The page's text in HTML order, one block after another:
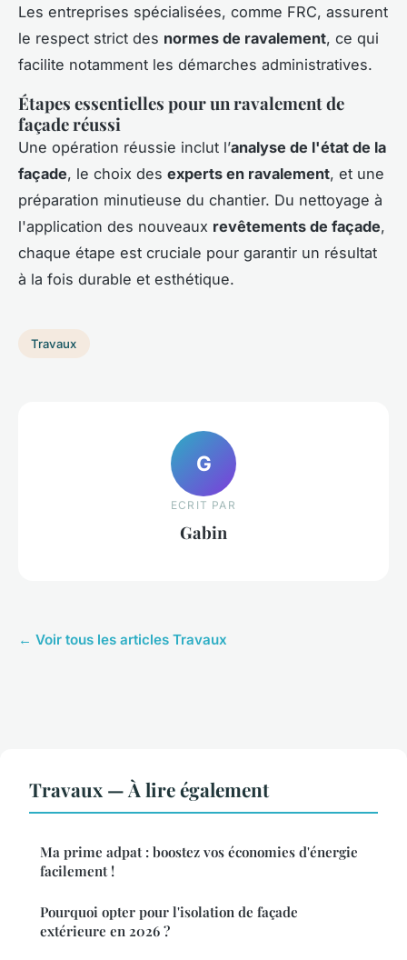
Les entreprises spécialisées, comme FRC, assurent
le respect strict des normes de ravalement, ce qui
facilite notamment les démarches administratives.
Étapes essentielles pour un ravalement de
façade réussi
Une opération réussie inclut l’analyse de l'état de la
façade, le choix des experts en ravalement, et une
préparation minutieuse du chantier. Du nettoyage à
l'application des nouveaux revêtements de façade,
chaque étape est cruciale pour garantir un résultat
à la fois durable et esthétique.
Travaux
G
ECRIT PAR
Gabin
← Voir tous les articles Travaux
Travaux — À lire également
Ma prime adpat : boostez vos économies d'énergie
facilement !
Pourquoi opter pour l'isolation de façade
extérieure en 2026 ?